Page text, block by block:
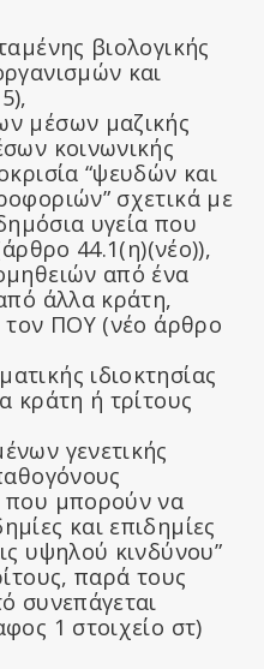
βιολογικής
και
μέσων μαζικής
κοινωνικής
“ψευδών και
σχετικά με
υγεία που
44.1(η)(νέο)),
από ένα
άλλα κράτη,
τον ΠΟΥ (νέο άρθρο
ιδιοκτησίας
κράτη ή τρίτους
γενετικής
που μπορούν να
και επιδημίες
υψηλού κινδύνου”
παρά τους
συνεπάγεται
1 στοιχείο στ)